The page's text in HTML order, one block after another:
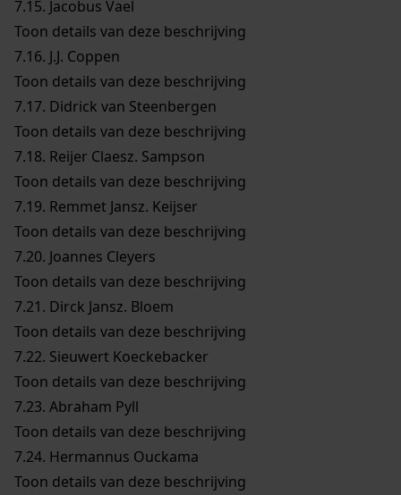
7.15. Jacobus Vael
Toon details van deze beschrijving
7.16. J.J. Coppen
Toon details van deze beschrijving
7.17. Didrick van Steenbergen
Toon details van deze beschrijving
7.18. Reijer Claesz. Sampson
Toon details van deze beschrijving
7.19. Remmet Jansz. Keijser
Toon details van deze beschrijving
7.20. Joannes Cleyers
Toon details van deze beschrijving
7.21. Dirck Jansz. Bloem
Toon details van deze beschrijving
7.22. Sieuwert Koeckebacker
Toon details van deze beschrijving
7.23. Abraham Pyll
Toon details van deze beschrijving
7.24. Hermannus Ouckama
Toon details van deze beschrijving